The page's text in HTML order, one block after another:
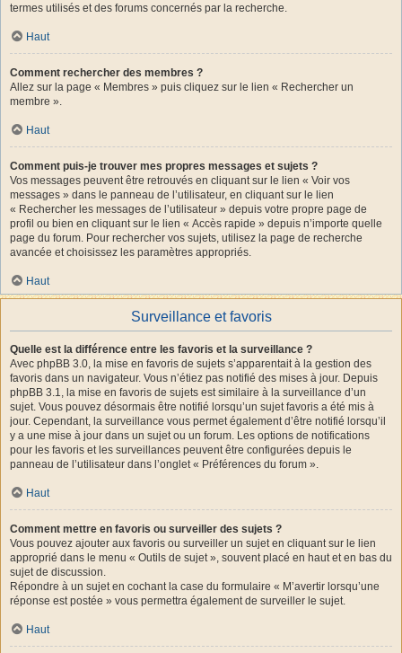
termes utilisés et des forums concernés par la recherche.
Haut
Comment rechercher des membres ?
Allez sur la page « Membres » puis cliquez sur le lien « Rechercher un
membre ».
Haut
Comment puis-je trouver mes propres messages et sujets ?
Vos messages peuvent être retrouvés en cliquant sur le lien « Voir vos
messages » dans le panneau de l’utilisateur, en cliquant sur le lien
« Rechercher les messages de l’utilisateur » depuis votre propre page de
profil ou bien en cliquant sur le lien « Accès rapide » depuis n’importe quelle
page du forum. Pour rechercher vos sujets, utilisez la page de recherche
avancée et choisissez les paramètres appropriés.
Haut
Surveillance et favoris
Quelle est la différence entre les favoris et la surveillance ?
Avec phpBB 3.0, la mise en favoris de sujets s’apparentait à la gestion des
favoris dans un navigateur. Vous n’étiez pas notifié des mises à jour. Depuis
phpBB 3.1, la mise en favoris de sujets est similaire à la surveillance d’un
sujet. Vous pouvez désormais être notifié lorsqu’un sujet favoris a été mis à
jour. Cependant, la surveillance vous permet également d’être notifié lorsqu’il
y a une mise à jour dans un sujet ou un forum. Les options de notifications
pour les favoris et les surveillances peuvent être configurées depuis le
panneau de l’utilisateur dans l’onglet « Préférences du forum ».
Haut
Comment mettre en favoris ou surveiller des sujets ?
Vous pouvez ajouter aux favoris ou surveiller un sujet en cliquant sur le lien
approprié dans le menu « Outils de sujet », souvent placé en haut et en bas du
sujet de discussion.
Répondre à un sujet en cochant la case du formulaire « M’avertir lorsqu’une
réponse est postée » vous permettra également de surveiller le sujet.
Haut